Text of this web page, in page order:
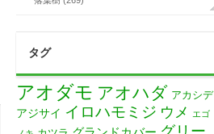
タグ
アオダモ アオハダ アカシデ
アジサイ イロハモミジ ウメ
エゴ